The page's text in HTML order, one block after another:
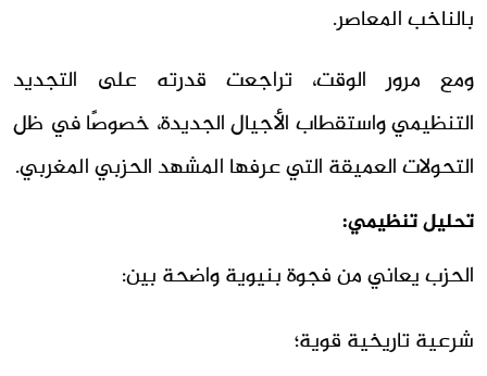
بالناخب المعاصر.
ومع مرور الوقت، تراجعت قدرته على التجديد
التنظيمي واستقطاب الأجيال الجديدة، خصوصًا في ظل
التحولات العميقة التي عرفها المشهد الحزبي المغربي.
تحليل تنظيمي:
الحزب يعاني من فجوة بنيوية واضحة بين:
شرعية تاريخية قوية؛